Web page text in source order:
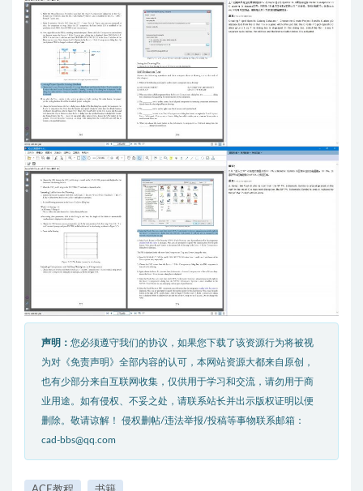
声明： 您必须遵守我们的协议，如果您下载了该资源行为将被视
为对《免责声明》全部内容的认可，本网站资源大都来自原创，
也有少部分来自互联网收集，仅供用于学习和交流，请勿用于商
业用途。如有侵权、不妥之处，请联系站长并出示版权证明以便
删除。敬请谅解！ 侵权删帖/违法举报/投稿等事物联系邮箱：
cad-bbs@qq.com